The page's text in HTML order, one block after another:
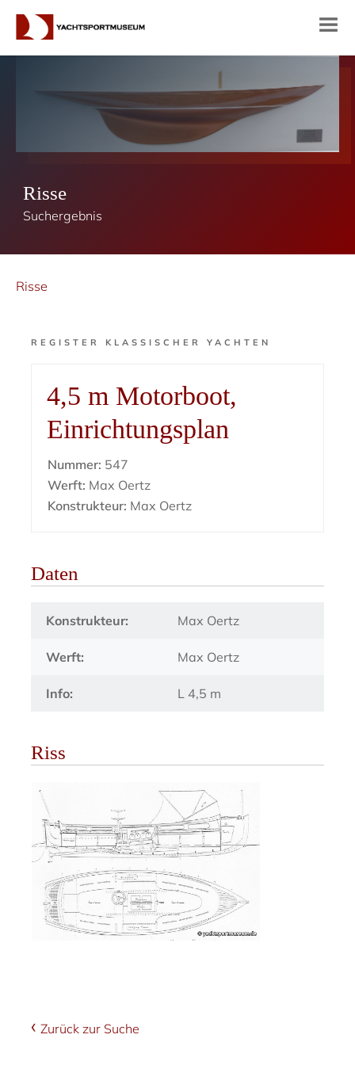
Risse
Suchergebnis
Risse
REGISTER KLASSISCHER YACHTEN
4,5 m Motorboot,
Einrichtungsplan
Nummer: 547
Werft: Max Oertz
Konstrukteur: Max Oertz
Daten
Konstrukteur: Max Oertz
Werft: Max Oertz
Info: L 4,5 m
Riss
Zurück zur Suche